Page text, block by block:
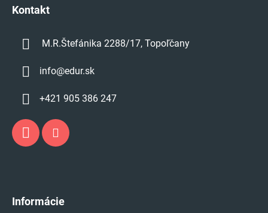
Kontakt
M.R.Štefánika 2288/17, Topoľčany
info@edur.sk
+421 905 386 247
Informácie